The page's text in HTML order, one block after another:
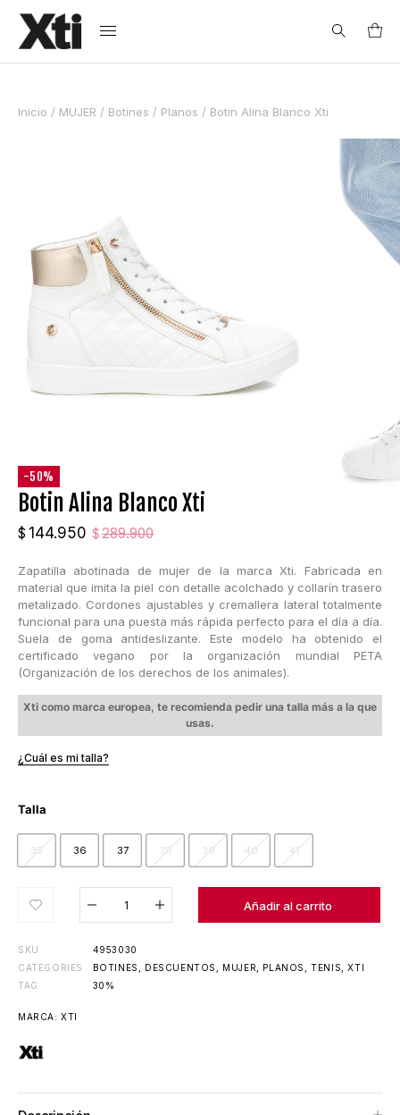
for:
Inicio / MUJER / Botines / Planos / Botin Alina Blanco Xti
-50%
Botin Alina Blanco Xti
$ 289.900
El
original
era:
$289.900.
$ 144.950
El
actual
es:
$144.950.
Zapatilla abotinada de mujer de la marca Xti. Fabricada en
material que imita la piel con detalle acolchado y collarín trasero
metalizado. Cordones ajustables y cremallera lateral totalmente
funcional para una puesta más rápida perfecto para el día a día.
Suela de goma antideslizante. Este modelo ha obtenido el
certificado vegano por la organización mundial PETA
(Organización de los derechos de los animales).
Xti como marca europea, te recomienda pedir una talla más a la que
usas.
¿Cuál es mi talla?
35 36 37 38 39 40 41
Talla
Añadir al carrito
Añadido al carrito
SKU
4953030
CATEGORIES
BOTINES DESCUENTOS MUJER PLANOS ,TENIS ,XTI
TAG
30%
MARCA:XTI